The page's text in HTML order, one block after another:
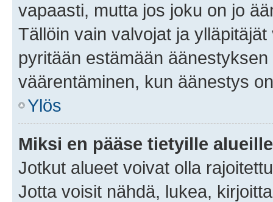
vapaasti, mutta jos joku on jo
Tällöin vain valvojat ja
pyritään estämään
väärentäminen, kun äänestys
Ylös
Miksi en pääse tietyille
Jotkut alueet voivat olla
Jotta voisit nähdä, lukea,